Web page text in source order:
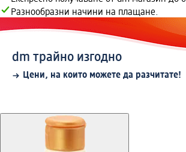
Разнообразни начини на плащане.
dm трайно изгодно
Цени, на които можете да разчитате!